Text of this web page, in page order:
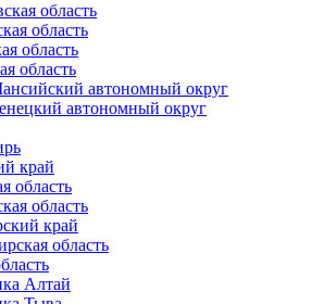
область
область
область
область
автономный округ
автономный округ
край
область
область
край
область
Алтай